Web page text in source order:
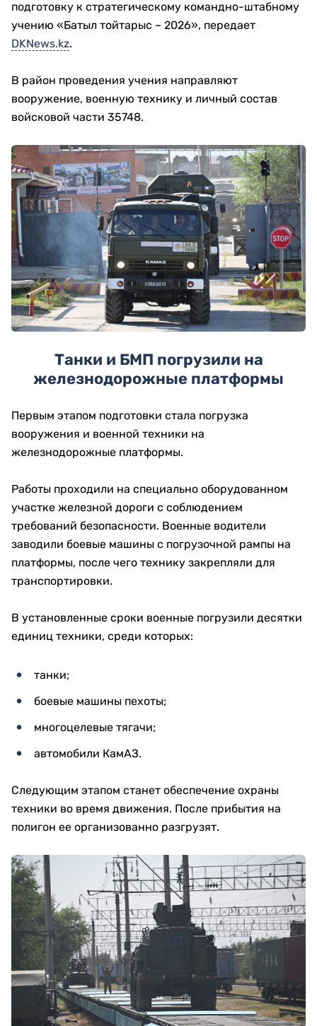
подготовку к стратегическому командно-штабному
учению «Батыл тойтарыс – 2026», передает
DKNews.kz.
В район проведения учения направляют
вооружение, военную технику и личный состав
войсковой части 35748.
Танки и БМП погрузили на
железнодорожные платформы
Первым этапом подготовки стала погрузка
вооружения и военной техники на
железнодорожные платформы.
Работы проходили на специально оборудованном
участке железной дороги с соблюдением
требований безопасности. Военные водители
заводили боевые машины с погрузочной рампы на
платформы, после чего технику закрепляли для
транспортировки.
В установленные сроки военные погрузили десятки
единиц техники, среди которых:
танки;
боевые машины пехоты;
многоцелевые тягачи;
автомобили КамАЗ.
Следующим этапом станет обеспечение охраны
техники во время движения. После прибытия на
полигон ее организованно разгрузят.